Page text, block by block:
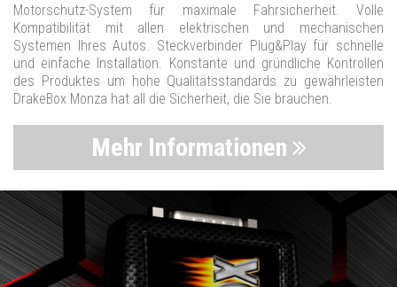
Motorschutz-System für maximale Fahrsicherheit. Volle
Kompatibilität mit allen elektrischen und mechanischen
Systemen Ihres Autos. Steckverbinder Plug&Play für schnelle
und einfache Installation. Konstante und gründliche Kontrollen
des Produktes um hohe Qualitätsstandards zu gewährleisten
DrakeBox Monza hat all die Sicherheit, die Sie brauchen.
Mehr Informationen